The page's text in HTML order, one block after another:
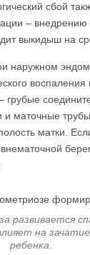
сбой
– внедрению
выкидыш на
наружном
воспаления
маточные
матки.
развивается
на
ребенка.